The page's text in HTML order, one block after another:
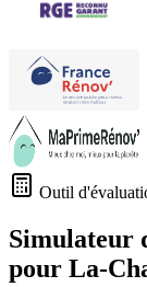
Outil
Simulateur
pour La-